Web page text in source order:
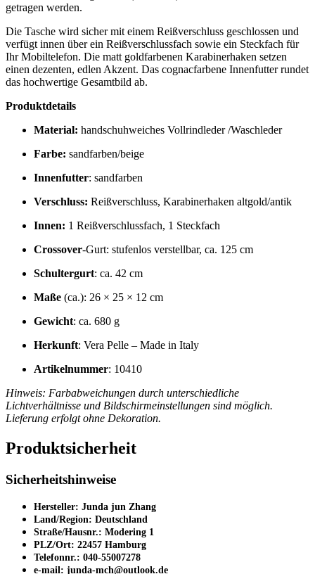
getragen werden.
Die Tasche wird sicher mit einem Reißverschluss geschlossen und
verfügt innen über ein Reißverschlussfach sowie ein Steckfach für
Ihr Mobiltelefon. Die matt goldfarbenen Karabinerhaken setzen
einen dezenten, edlen Akzent. Das cognacfarbene Innenfutter rundet
das hochwertige Gesamtbild ab.
Produktdetails
Material: handschuhweiches Vollrindleder /Waschleder
Farbe: sandfarben/beige
Innenfutter: sandfarben
Verschluss: Reißverschluss, Karabinerhaken altgold/antik
Innen: 1 Reißverschlussfach, 1 Steckfach
Crossover-Gurt: stufenlos verstellbar, ca. 125 cm
Schultergurt: ca. 42 cm
Maße (ca.): 26 × 25 × 12 cm
Gewicht: ca. 680 g
Herkunft: Vera Pelle – Made in Italy
Artikelnummer: 10410
Hinweis: Farbabweichungen durch unterschiedliche
Lichtverhältnisse und Bildschirmeinstellungen sind möglich.
Lieferung erfolgt ohne Dekoration.
Produktsicherheit
Sicherheitshinweise
Hersteller: Junda jun Zhang
Land/Region: Deutschland
Straße/Hausnr.: Modering 1
PLZ/Ort: 22457 Hamburg
Telefonnr.: 040-55007278
e-mail: junda-mch@outlook.de